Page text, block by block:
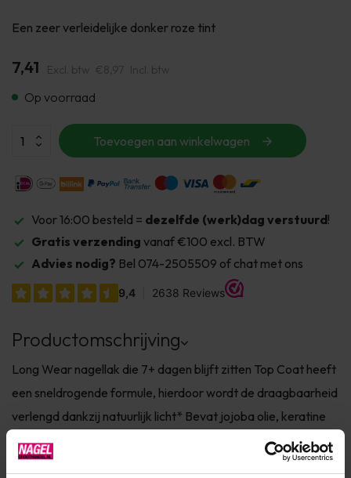
Een zeer verleidelijke donker roze tint
7,41 Excl. btw €8,97 Incl. btw
Op voorraad
Toevoegen aan winkelwagen
Voor 16:00 besteld = dezelfde (werk)dag verstuurd!
Gratis verzending vanaf €100 excl. BTW
Advies nodig? Bel 074-2505509 of chat met ons
Productomschrijving
Long Wear nagellak die 7+ dagen blijft zitten Top Coat heeft
een sneldrogende formule, hierdoor wordt de draagbaarheid
verlengd dankzij natuurlijk licht* Bevat jojoba olie, keratine
en vitamine E voor de verzorging van de nagel Dierproefvrij
& 7Free Verkrijgbaar in 150+ fashionkleuren InfoVINYLUX™